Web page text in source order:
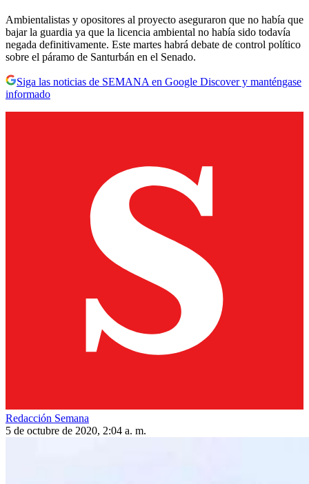
Ambientalistas y opositores al proyecto aseguraron que no había que
bajar la guardia ya que la licencia ambiental no había sido todavía
negada definitivamente. Este martes habrá debate de control político
sobre el páramo de Santurbán en el Senado.
Siga las noticias de SEMANA en Google Discover y manténgase
informado
Redacción Semana
5 de octubre de 2020, 2:04 a. m.